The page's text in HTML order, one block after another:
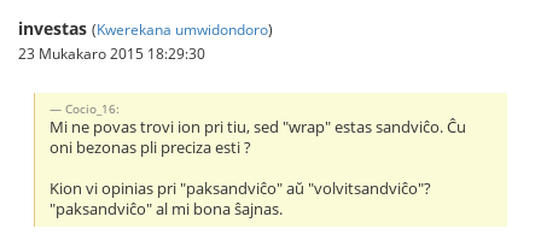
investas (Kwerekana umwidondoro)
23 Mukakaro 2015 18:29:30
Cocio_16:
Mi ne povas trovi ion pri tiu, sed "wrap" estas sandviĉo. Ĉu
oni bezonas pli preciza esti ?
Kion vi opinias pri "paksandviĉo" aŭ "volvitsandviĉo"?
"paksandviĉo" al mi bona ŝajnas.